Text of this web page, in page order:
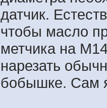
датчик.
чтобы масло
метчика на
нарезать
бобышке. Сам